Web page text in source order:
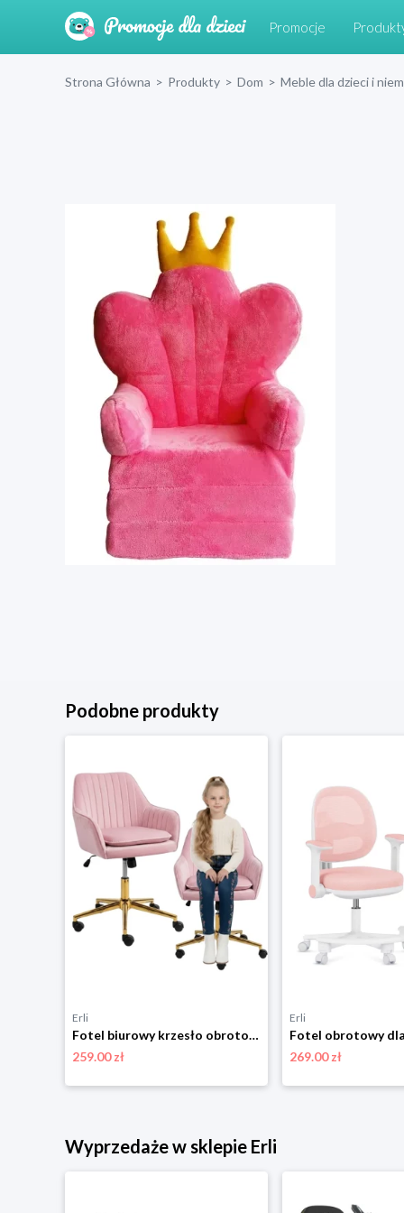
Promocje
Strona Główna > Produkty > Dom > Meble dla dzieci i
Podobne produkty
Erli
Fotel biurowy krzesło obrotowe dla dziecka różowe złota noga
259.00 zł
Erli
269.00 zł
Wyprzedaże w sklepie Erli